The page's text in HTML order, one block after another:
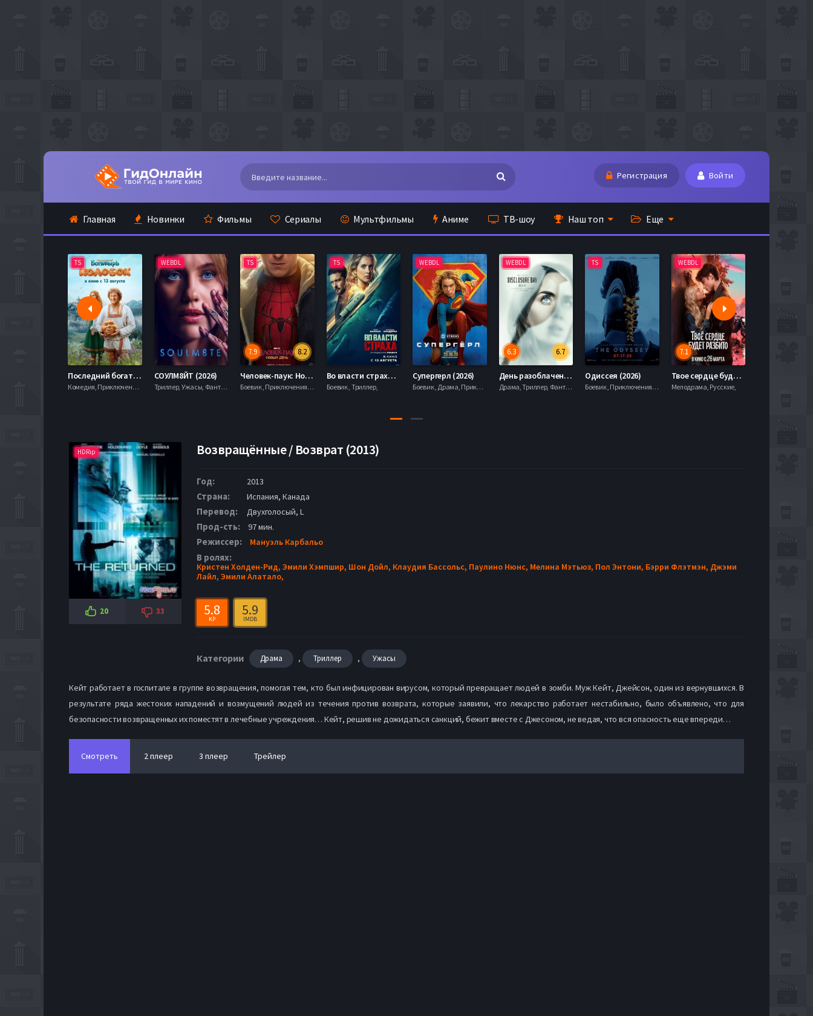
Регистрация Войти
Главная Новинки Фильмы Сериалы Мультфильмы Аниме ТВ-шоу Наш топ Еще
TS
Последний богатырь. Колобок (2026)
Комедия, Приключения, Фэнтези,
WEBDL
СОУЛМ8ЙТ (2026)
Триллер, Ужасы, Фантастика,
TS
8.2
7.9
Человек-паук: Новый день (2026)
Боевик , Приключения, Фантастика, Фэнтези,
TS
Во власти страха (2026)
Боевик , Триллер,
WEBDL
Супергерл (2026)
Боевик , Драма, Приключения, Фантастика,
WEBDL
6.7
6.3
День разоблачения (2026)
Драма, Триллер, Фантастика,
TS
Одиссея (2026)
Боевик , Приключения, Фэнтези,
WEBDL
7.1
Твое сердце будет разбито (2026)
Мелодрама, Русские,
HDRip
20 33
Возвращённые / Возврат (2013)
Год: 2013
Страна: Испания, Канада
Перевод: Двухголосый, L
Прод-сть: 97 мин.
Режиссер: Мануэль Карбальо
В ролях:
Кристен Холден-Рид, Эмили Хэмпшир, Шон Дойл, Клаудия Бассольс, Паулино Нюнс, Мелина Мэтьюз, Пол Энтони, Бэрри Флэтмэн, Джэми
Лайл, Эмили Алатало,
5.8
KP
5.9
IMDB
Категории Драма , Триллер , Ужасы
Кейт работает в госпитале в группе возвращения, помогая тем, кто был инфицирован вирусом, который превращает людей в зомби. Муж Кейт, Джейсон, один из вернувшихся. В
результате ряда жестоких нападений и возмущений людей из течения против возврата, которые заявили, что лекарство работает нестабильно, было объявлено, что для
безопасности возвращенных их поместят в лечебные учреждения… Кейт, решив не дожидаться санкций, бежит вместе с Джесоном, не ведая, что вся опасность еще впереди…
Смотреть 2 плеер 3 плеер Трейлер